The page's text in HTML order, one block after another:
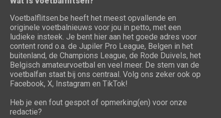
Voetbalflitsen.be heeft het meest opvallende en
originele voetbalnieuws voor jou in petto, met een
ludieke insteek. Je bent hier aan het goede adres voor
content rond o.a. de Jupiler Pro League, Belgen in het
buitenland, de Champions League, de Rode Duivels, het
Belgisch amateurvoetbal en veel meer. De stem van de
voetbalfan staat bij ons centraal. Volg ons zeker ook op
Facebook, X, Instagram en TikTok!
Heb je een fout gespot of opmerking(en) voor onze
redactie?